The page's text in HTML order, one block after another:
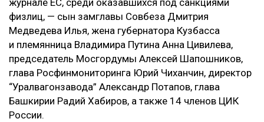
журнале ЕС, среди оказавшихся под санкциями
физлиц, — сын замглавы Совбеза Дмитрия
Медведева Илья, жена губернатора Кузбасса
и племянница Владимира Путина Анна Цивилева,
председатель Мосгордумы Алексей Шапошников,
глава Росфинмониторинга Юрий Чиханчин, директор
“Уралвагонзавода” Александр Потапов, глава
Башкирии Радий Хабиров, а также 14 членов ЦИК
России.